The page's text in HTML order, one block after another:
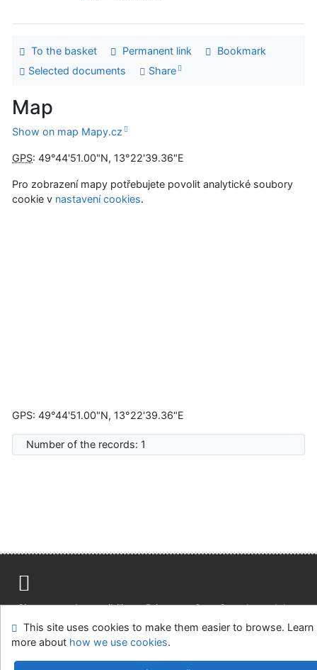
To the basket Permanent link
Bookmark
Selected documents
Share
Map
Show on map Mapy.cz
GPS: 49°44'51.00"N, 13°22'39.36"E
Pro zobrazení mapy potřebujete povolit analytické soubory
cookie v nastavení cookies.
GPS: 49°44'51.00"N, 13°22'39.36"E
Number of the records: 1
Site map Accessibility Privacy
OpenSearch module
Feedback form
Cookie settings
Univerzitní knihovna - Univerzita Hradec Králové
This site uses cookies to make them easier to browse. Learn
more about how we use cookies.